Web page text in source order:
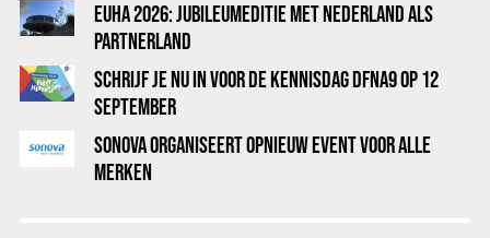
EUHA 2026: JUBILEUMEDITIE MET NEDERLAND ALS
PARTNERLAND
SCHRIJF JE NU IN VOOR DE KENNISDAG DFNA9 OP 12
SEPTEMBER
SONOVA ORGANISEERT OPNIEUW EVENT VOOR ALLE
MERKEN